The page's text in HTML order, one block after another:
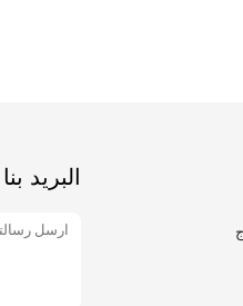
البريد بنا